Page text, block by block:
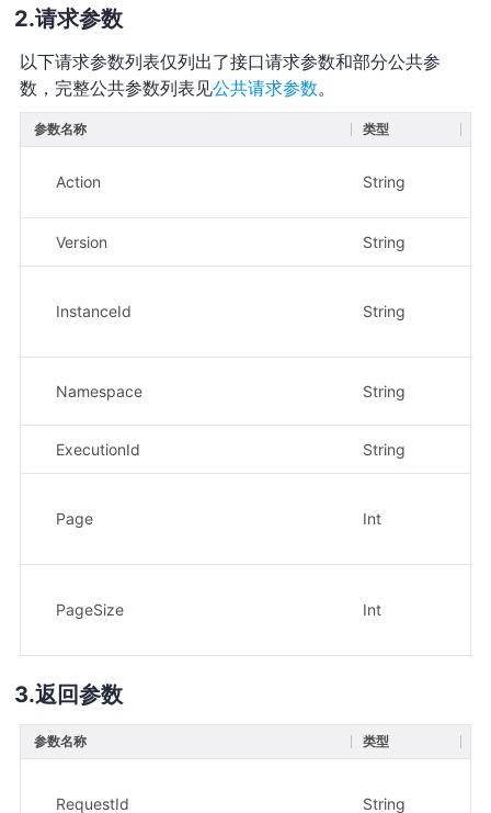
请求参数
以下请求参数列表仅列出了接口请求参数和部分公共参
数，完整公共参数列表见公共请求参数。
参数名称 类型
Action String
Version String
InstanceId String
Namespace String
ExecutionId String
Page Int
PageSize Int
返回参数
参数名称 类型
RequestId String